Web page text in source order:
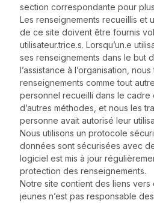
section correspondante pour
Les renseignements recueillis et
de ce site doivent être fournis
utilisateur.trice.s. Lorsqu’un.e
ses renseignements dans le but
l’assistance à l’organisation,
renseignements comme tout
personnel recueilli dans le cadre
d’autres méthodes, et nous les
personne avait autorisé leur
Nous utilisons un protocole
données sont sécurisées avec
logiciel est mis à jour
protection des renseignements.
Notre site contient des liens vers
jeunes n’est pas responsable